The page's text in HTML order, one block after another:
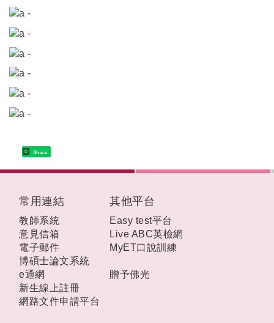
Share
常用連結
教師系統
意見信箱
電子郵件
博碩士論文系統
e通網
新生線上註冊
網路文件申請平台
其他平台
Easy test平台
Live ABC英檢網
MyET口說訓練
贈予佛光